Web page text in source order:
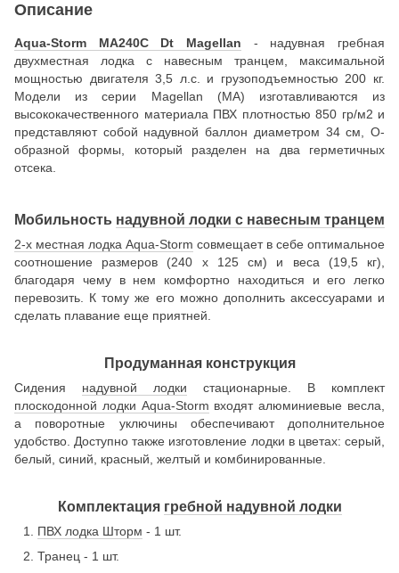
Описание
Aqua-Storm MA240C Dt Magellan - надувная гребная
двухместная лодка с навесным транцем, максимальной
мощностью двигателя 3,5 л.с. и грузоподъемностью 200 кг.
Модели из серии Magellan (MA) изготавливаются из
высококачественного материала ПВХ плотностью 850 гр/м2 и
представляют собой надувной баллон диаметром 34 см, О-
образной формы, который разделен на два герметичных
отсека.
Мобильность надувной лодки с навесным транцем
2-х местная лодка Aqua-Storm совмещает в себе оптимальное
соотношение размеров (240 х 125 см) и веса (19,5 кг),
благодаря чему в нем комфортно находиться и его легко
перевозить. К тому же его можно дополнить аксессуарами и
сделать плавание еще приятней.
Продуманная конструкция
Сидения надувной лодки стационарные. В комплект
плоскодонной лодки Aqua-Storm входят алюминиевые весла,
а поворотные уключины обеспечивают дополнительное
удобство. Доступно также изготовление лодки в цветах: серый,
белый, синий, красный, желтый и комбинированные.
Комплектация гребной надувной лодки
ПВХ лодка Шторм - 1 шт.
Транец - 1 шт.